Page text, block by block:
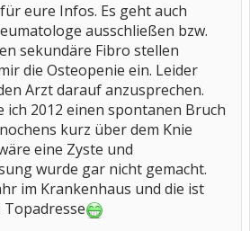
eure Infos. Es geht auch
ausschließen bzw.
sekundäre Fibro stellen
die Osteopenie ein. Leider
Arzt darauf anzusprechen.
ich 2012 einen spontanen Bruch
kurz über dem Knie
eine Zyste und
wurde gar nicht gemacht.
im Krankenhaus und die ist